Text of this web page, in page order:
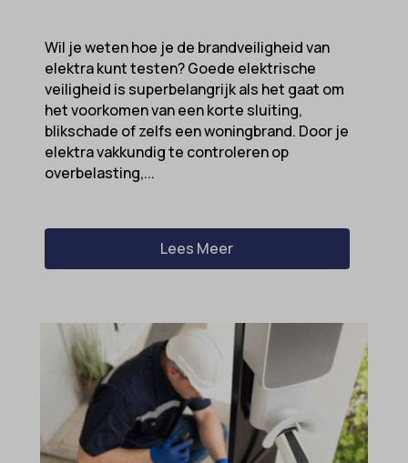
Wil je weten hoe je de brandveiligheid van
elektra kunt testen? Goede elektrische
veiligheid is superbelangrijk als het gaat om
het voorkomen van een korte sluiting,
blikschade of zelfs een woningbrand. Door je
elektra vakkundig te controleren op
overbelasting,...
Lees Meer